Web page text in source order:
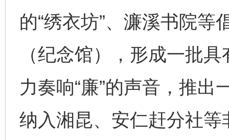
的“绣衣坊”、濂溪书院
（纪念馆），形成一批
力奏响“廉”的声音，推
纳入湘昆、安仁赶分社